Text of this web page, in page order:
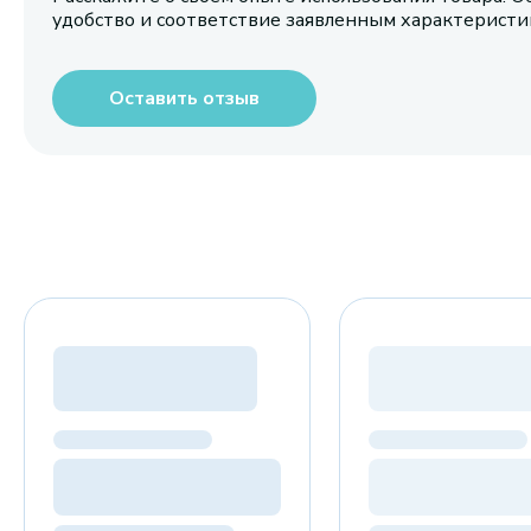
удобство и соответствие заявленным
Оставить отзыв